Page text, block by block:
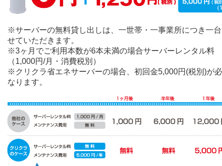
※サーバーの無料貸し出しは、一世帯・一事業所につき一
せていただきます。
※3ヶ月でご利用本数が6本未満の場合サーバーレンタル料
（1,000円/月・消費税別）
※クリクラ省エネサーバーの場合、初回金5,000円(税別)が
なります。
新着情報
プライバシーポリシー